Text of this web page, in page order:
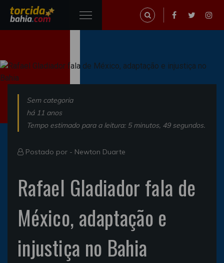
Sem categoria
há 11 anos
Tempo estimado para a leitura: 5 minutos, 49 segundos.
Postado por - Newton Duarte
Rafael Gladiador fala de
México, adaptação e
injustiça no Bahia